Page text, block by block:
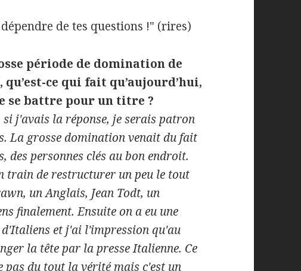
de tes questions !" (rires)
période de domination de
ce qui fait qu’aujourd’hui,
se battre pour un titre ?
j'avais la réponse, je serais patron
La grosse domination venait du fait
des personnes clés au bon endroit.
train de restructurer un peu le tout
un Anglais, Jean Todt, un
finalement. Ensuite on a eu une
d'Italiens et j'ai l'impression qu'au
la tête par la presse Italienne. Ce
pas du tout la vérité mais c'est un